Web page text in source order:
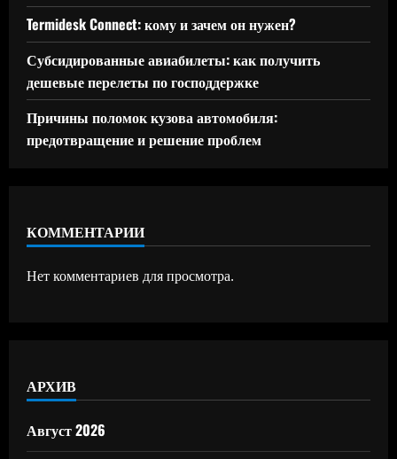
Termidesk Connect: кому и зачем он нужен?
Субсидированные авиабилеты: как получить
дешевые перелеты по господдержке
Причины поломок кузова автомобиля:
предотвращение и решение проблем
КОММЕНТАРИИ
Нет комментариев для просмотра.
АРХИВ
Август 2026